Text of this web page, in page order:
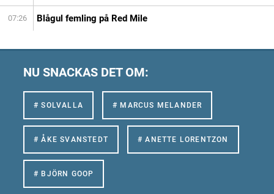
07:26 Blågul femling på Red Mile
NU SNACKAS DET OM:
# SOLVALLA # MARCUS MELANDER
# ÅKE SVANSTEDT # ANETTE LORENTZON
# BJÖRN GOOP